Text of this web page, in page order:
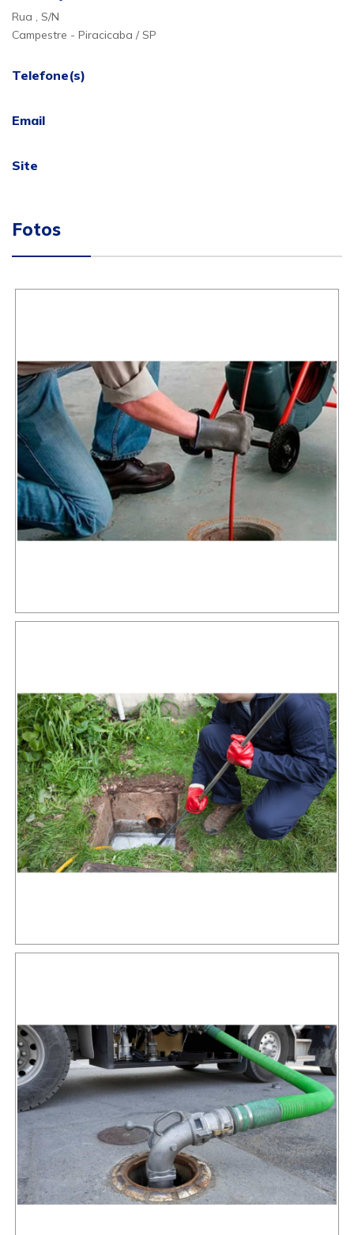
Rua , S/N
Campestre - Piracicaba / SP
Telefone(s)
Email
Site
Fotos